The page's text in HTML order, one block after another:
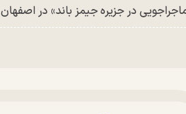
در جزیره جیمز باند» در اصفهان